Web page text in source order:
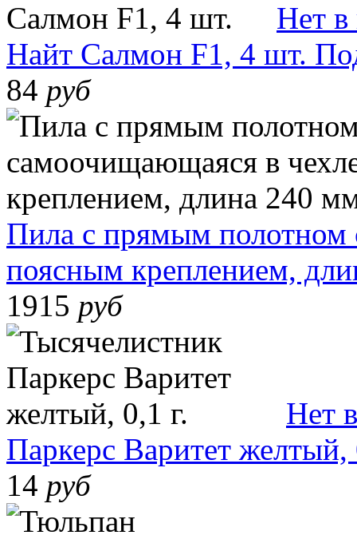
Нет в
Найт Салмон F1, 4 шт.
84 руб
Пила с прямым полотном
поясным креплением,
1915 руб
Нет
Паркерс Варитет желтый,
14 руб